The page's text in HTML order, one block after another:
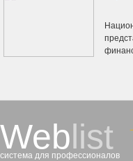
Weblist
система для профессионалов